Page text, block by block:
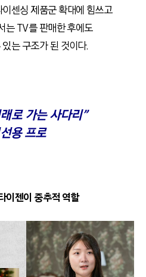
센싱 제품군 확대에 힘쓰고
는 TV를 판매한 후에도
는 구조가 된 것이다.
로 가는 사다리”
용 프로
이젠이 중추적 역할